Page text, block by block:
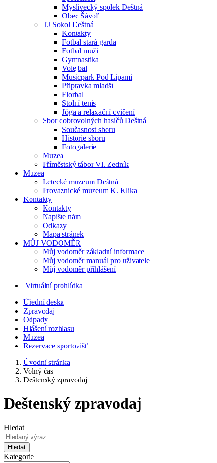
Myslivecký spolek Deštná
Obec Šávoľ
TJ Sokol Deštná
Kontakty
Fotbal stará garda
Fotbal muži
Gymnastika
Volejbal
Musicpark Pod Lipami
Přípravka mladší
Florbal
Stolní tenis
Jóga a relaxační cvičení
Sbor dobrovolných hasičů Deštná
Současnost sboru
Historie sboru
Fotogalerie
Muzea
Příměstský tábor Vl. Zedník
Muzea
Letecké muzeum Deštná
Provaznické muzeum K. Klika
Kontakty
Kontakty
Napište nám
Odkazy
Mapa stránek
MŮJ VODOMĚR
Můj vodoměr základní informace
Můj vodoměr manuál pro uživatele
Můj vodoměr přihlášení
Virtuální prohlídka
Úřední deska
Zpravodaj
Odpady
Hlášení rozhlasu
Muzea
Rezervace sportovišť
Úvodní stránka
Volný čas
Deštenský zpravodaj
Deštenský zpravodaj
Hledat
Hledat
Kategorie